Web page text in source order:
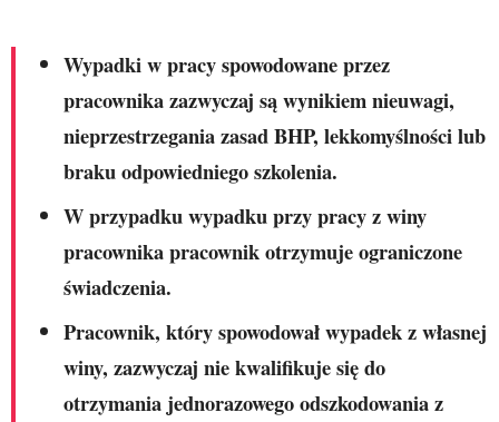
Wypadki w pracy spowodowane przez
pracownika zazwyczaj są wynikiem nieuwagi,
nieprzestrzegania zasad BHP, lekkomyślności lub
braku odpowiedniego szkolenia.
W przypadku wypadku przy pracy z winy
pracownika pracownik otrzymuje ograniczone
świadczenia.
Pracownik, który spowodował wypadek z własnej
winy, zazwyczaj nie kwalifikuje się do
otrzymania jednorazowego odszkodowania z